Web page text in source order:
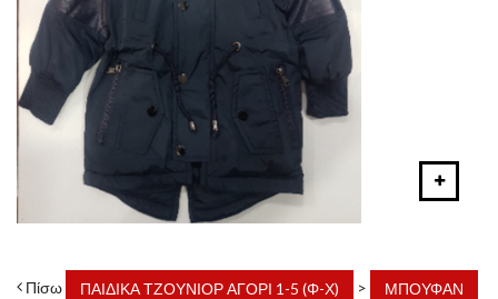
Πίσω ΠΑΙΔΙΚΑ ΤΖΟΥΝΙΟΡ ΑΓΟΡΙ 1-5 (Φ-Χ) > ΜΠΟΥΦΑΝ